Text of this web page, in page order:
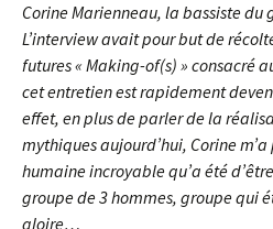
Corine Marienneau, la bassiste du
L’interview avait pour but de
futures « Making-of(s) » consacré
cet entretien est rapidement
effet, en plus de parler de la
mythiques aujourd’hui, Corine
humaine incroyable qu’a été
groupe de 3 hommes, groupe qui
gloire…